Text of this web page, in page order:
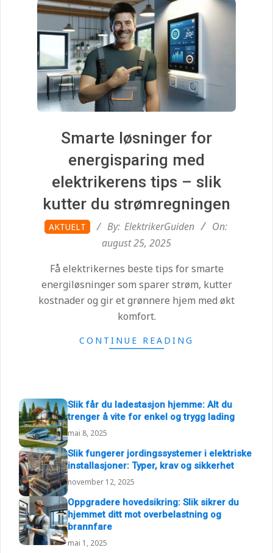
Smarte løsninger for
energisparing med
elektrikerens tips – slik
kutter du strømregningen
2025-
08-
AKTUELT By: ElektrikerGuiden
On:
august 25, 2025
Få elektrikernes beste tips for smarte
energiløsninger som sparer strøm, kutter
kostnader og gir et grønnere hjem med økt
komfort.
CONTINUE READING
Slik får du ladestasjon hjemme: Alt du
trenger å vite for enkel og trygg lading
mai 8, 2025
Slik fungerer jordingssystemer i elektriske
installasjoner: Typer, krav og sikkerhet
november 12, 2025
Oppgradere hovedsikring: Slik sikrer du
hjemmet ditt mot overbelastning og
brannfare
mai 1, 2025